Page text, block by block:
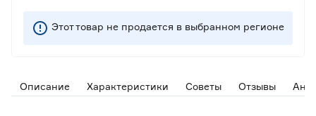
Этот товар не продается в выбранном регионе
Описание Характеристики Советы Отзывы